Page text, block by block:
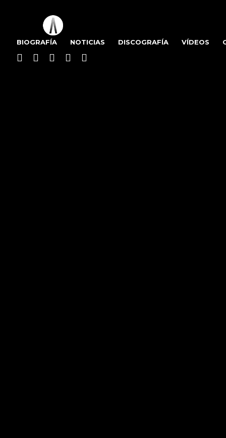
BIOGRAFÍA NOTICIAS DISCOGRAFÍA VÍDEOS